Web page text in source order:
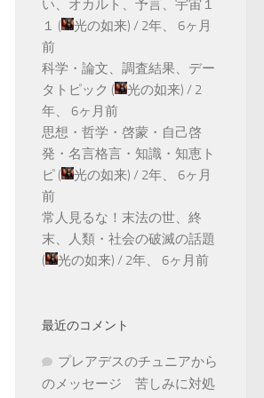
い、オカルト、予言、宇宙１
１ ( 光の如来) / 2年、 6ヶ月
前
科学・論文、調査結果、デー
タトピック ( 光の如来) / 2
年、 6ヶ月前
思想・哲学・啓蒙・自己啓
発・名言格言・知識・知恵ト
ピ ( 光の如来) / 2年、 6ヶ月
前
常人見るな！末法の世、終
末、人類・社会の破滅の話題
(
光の如来) / 2年、 6ヶ月前
最近のコメント
プレアデスのチュニアから
のメッセージ 苦しみに対処